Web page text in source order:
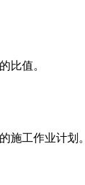
比值。
施工作业计划。